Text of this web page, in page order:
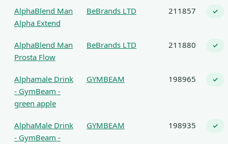
AlphaBlend Man
Alpha Extend
BeBrands LTD 211857 ✓
AlphaBlend Man
Prosta Flow
BeBrands LTD 211880 ✓
Alphamale Drink
- GymBeam -
green apple
GYMBEAM 198965 ✓
AlphaMale Drink
- GymBeam -
GYMBEAM 198935 ✓